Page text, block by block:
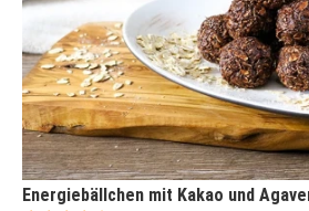
Energiebällchen mit Kakao und